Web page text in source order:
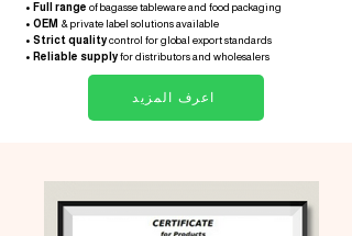
• Full range of bagasse tableware and food packaging
• OEM & private label solutions available
• Strict qualitycontrol for global export standards
• Reliable supplyfor distributors and wholesalers
اعرف المزيد